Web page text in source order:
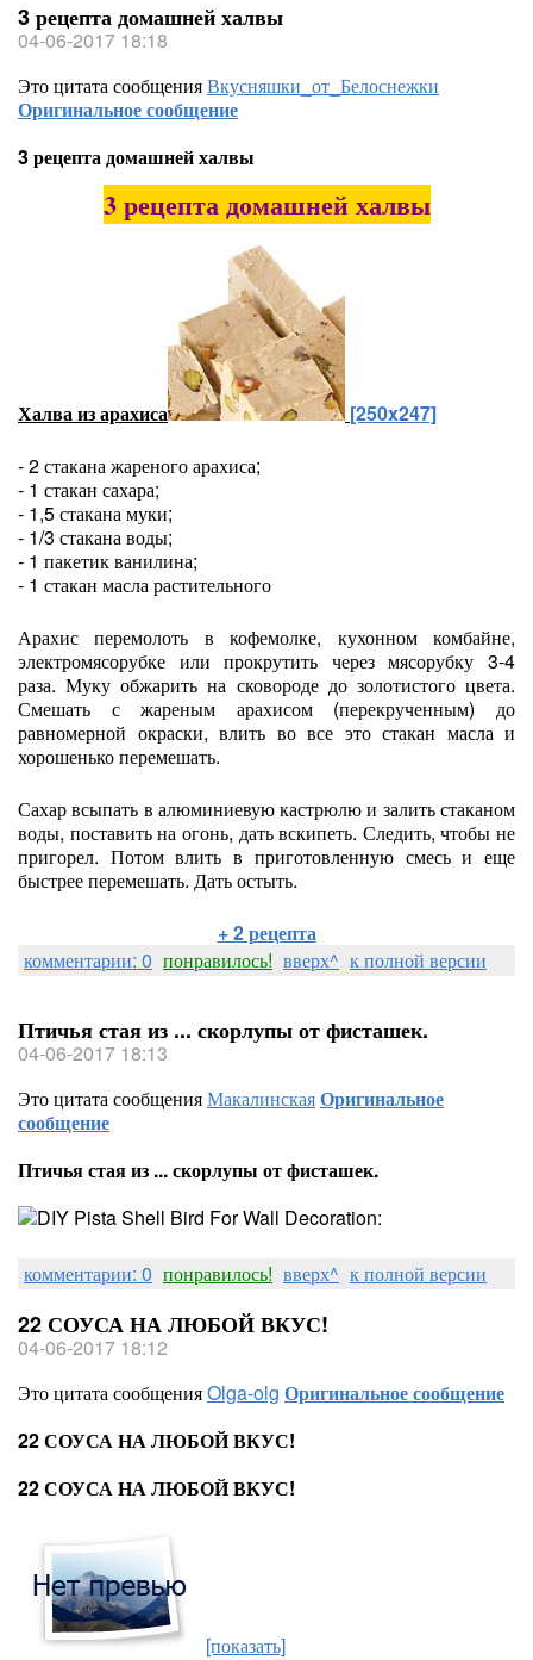
3 рецепта домашней халвы
04-06-2017 18:18
Это цитата сообщенияВкусняшки_от_Белоснежки
Оригинальное сообщение
3 рецепта домашней халвы
3 рецепта домашней халвы
Халва из арахиса
[250x247]
- 2 стакана жареного арахиса;
- 1 стакан сахара;
- 1,5 стакана муки;
- 1/3 стакана воды;
- 1 пакетик ванилина;
- 1 стакан масла растительного
Арахис перемолоть в кофемолке, кухонном комбайне,
электромясорубке или прокрутить через мясорубку 3-4
раза. Муку обжарить на сковороде до золотистого цвета.
Смешать с жареным арахисом (перекрученным) до
равномерной окраски, влить во все это стакан масла и
хорошенько перемешать.
Сахар всыпать в алюминиевую кастрюлю и залить стаканом
воды, поставить на огонь, дать вскипеть. Следить, чтобы не
пригорел. Потом влить в приготовленную смесь и еще
быстрее перемешать. Дать остыть.
+ 2 рецепта
комментарии: 0 понравилось! вверх^ к полной версии
Птичья стая из ... скорлупы от фисташек.
04-06-2017 18:13
Это цитата сообщенияМакалинскаяОригинальное
сообщение
Птичья стая из ... скорлупы от фисташек.
комментарии: 0 понравилось! вверх^ к полной версии
22 СОУСА НА ЛЮБОЙ ВКУС!
04-06-2017 18:12
Это цитата сообщенияOlga-olg Оригинальное сообщение
22 СОУСА НА ЛЮБОЙ ВКУС!
22 СОУСА НА ЛЮБОЙ ВКУС!
[показать]